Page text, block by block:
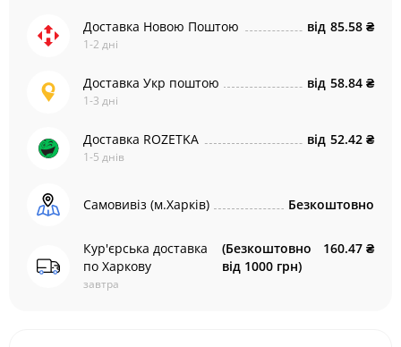
Доставка Новою Поштою
1-2 дні
від 85.58 ₴
Доставка Укр поштою
1-3 дні
від 58.84 ₴
Доставка ROZETKA
1-5 днів
від 52.42 ₴
Самовивіз (м.Харків) Безкоштовно
Кур'єрська доставка
по Харкову
завтра
(Безкоштовно
від 1000 грн)
160.47 ₴